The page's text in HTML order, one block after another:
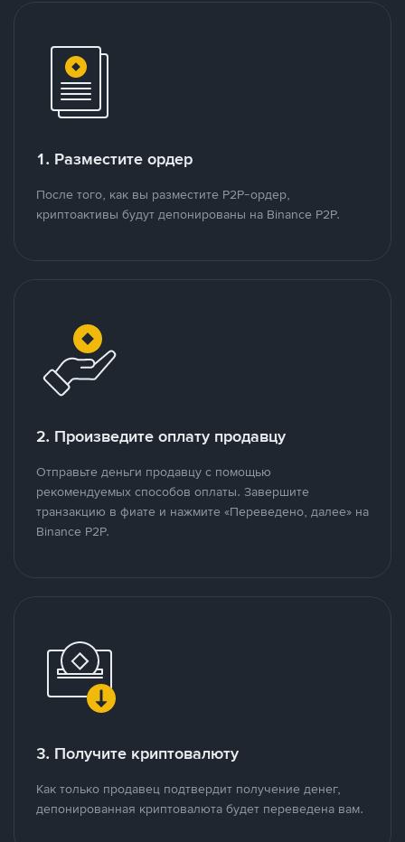
1. Разместите ордер
После того, как вы разместите P2P-ордер,
криптоактивы будут депонированы на Binance P2P.
2. Произведите оплату продавцу
Отправьте деньги продавцу с помощью
рекомендуемых способов оплаты. Завершите
транзакцию в фиате и нажмите «Переведено, далее» на
Binance P2P.
3. Получите криптовалюту
Как только продавец подтвердит получение денег,
депонированная криптовалюта будет переведена вам.